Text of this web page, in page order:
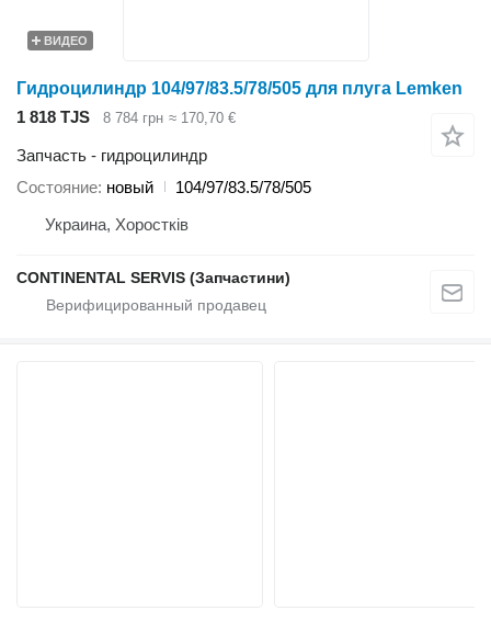
ВИДЕО
Гидроцилиндр 104/97/83.5/78/505 для плуга Lemken
1 818 TJS
8 784 грн ≈ 170,70 €
Запчасть - гидроцилиндр
Состояние новый
104/97/83.5/78/505
Украина, Хоростків
CONTINENTAL SERVIS (Запчастини)